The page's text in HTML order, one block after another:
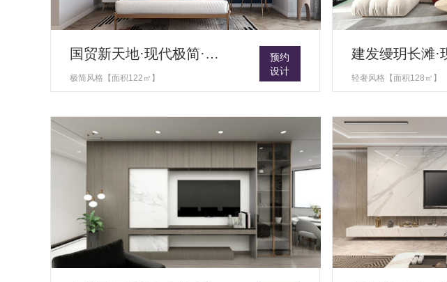
国贸新天地·现代极简·室内设计
极简风格【面积122㎡】
预约
设计
建发缦玥长滩·
轻奢风格【面积128㎡】